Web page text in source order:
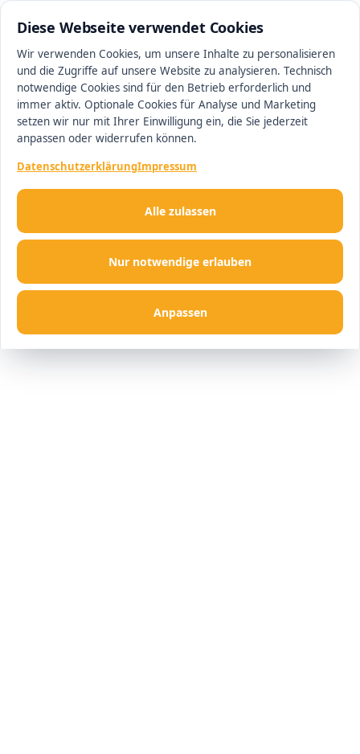
Diese Webseite verwendet Cookies
Wir verwenden Cookies, um unsere Inhalte zu personalisieren
und die Zugriffe auf unsere Website zu analysieren. Technisch
notwendige Cookies sind für den Betrieb erforderlich und
immer aktiv. Optionale Cookies für Analyse und Marketing
setzen wir nur mit Ihrer Einwilligung ein, die Sie jederzeit
anpassen oder widerrufen können.
DatenschutzerklärungImpressum
Nur notwendige erlauben
Anpassen
Alle zulassen